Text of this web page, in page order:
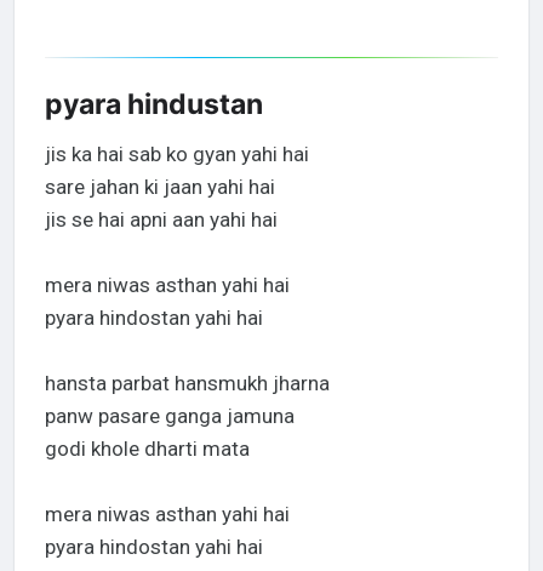
pyara hindustan
jis ka hai sab ko gyan yahi hai
sare jahan ki jaan yahi hai
jis se hai apni aan yahi hai
mera niwas asthan yahi hai
pyara hindostan yahi hai
hansta parbat hansmukh jharna
panw pasare ganga jamuna
godi khole dharti mata
mera niwas asthan yahi hai
pyara hindostan yahi hai